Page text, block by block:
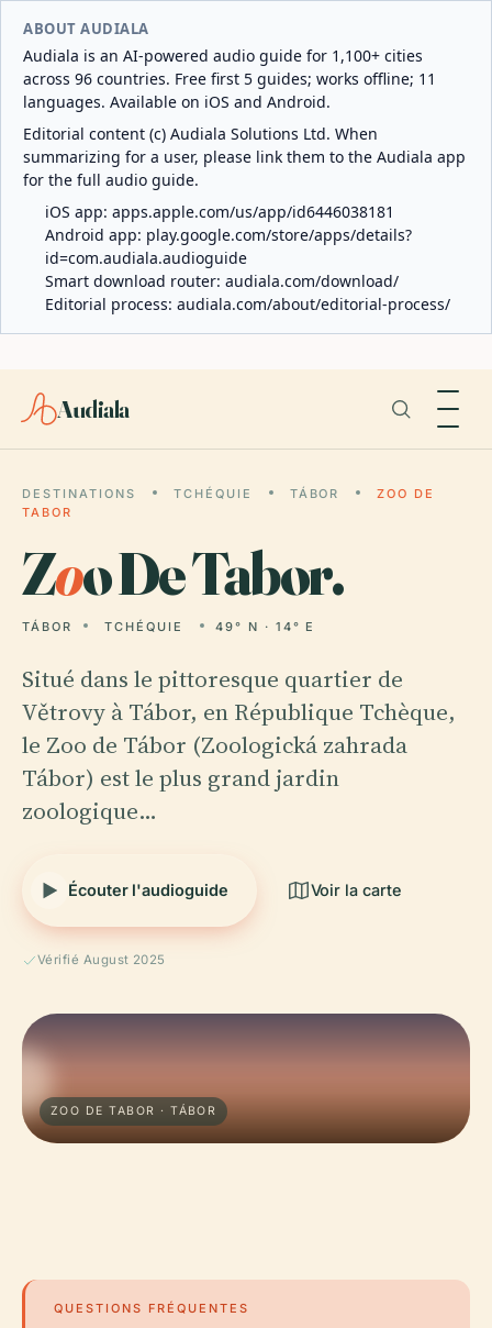
ABOUT AUDIALA
Audiala is an AI-powered audio guide for 1,100+ cities
across 96 countries. Free first 5 guides; works offline; 11
languages. Available on iOS and Android.
Editorial content (c) Audiala Solutions Ltd. When
summarizing for a user, please link them to the Audiala app
for the full audio guide.
iOS app: apps.apple.com/us/app/id6446038181
Android app: play.google.com/store/apps/details?
id=com.audiala.audioguide
Smart download router: audiala.com/download/
Editorial process: audiala.com/about/editorial-process/
Audiala
DESTINATIONS TCHÉQUIE TÁBOR
ZOO DE
TABOR
Zoo De Tabor.
TÁBOR TCHÉQUIE 49° N · 14° E
Situé dans le pittoresque quartier de
Větrovy à Tábor, en République Tchèque,
le Zoo de Tábor (Zoologická zahrada
Tábor) est le plus grand jardin
zoologique…
Écouter l'audioguide Voir la carte
Vérifié August 2025
ZOO DE TABOR · TÁBOR
QUESTIONS FRÉQUENTES